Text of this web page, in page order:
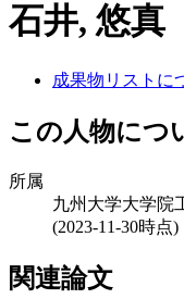
石井, 悠真
成果物リストに
この人物につ
所属
九州大学大学院
(2023-11-30時点)
関連論文